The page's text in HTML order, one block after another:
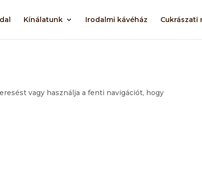
Kínálatunk Irodalmi kávéház Cukrászati
vagy használja a fenti navigációt, hogy